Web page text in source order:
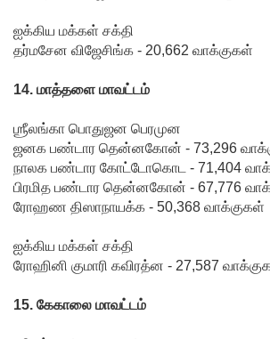
வுள்ள
ரிசில்
பரீட்சை
தொடர்பில்
அறிவிப்பு!
ஐக்கிய மக்கள் சக்தி
தர்மசேன விஜேசிங்க - 20,662 வாக்குகள்
14. மாத்தளை மாவட்டம்
ஶ்ரீலங்கா பொதுஜன பெரமுன
ஜனக பண்டார தென்னகோன் - 73,296
நாலக பண்டார கோட்டோகொட - 71,404
பிரமித பண்டார தென்னகோன் - 67,776
ரோஹண திஸாநாயக்க - 50,368 வாக்குகள்
ஐக்கிய மக்கள் சக்தி
ரோஹினி குமாரி கவிரத்ன - 27,587
15. கேகாலை மாவட்டம்